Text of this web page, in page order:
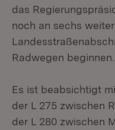
das
noch an sechs
Radwegen beginnen.
Es ist beabsichtigt
der L 275 zwischen
der L 280 zwischen